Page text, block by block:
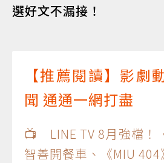
選好文不漏接！
【推薦閱讀】影劇
聞 通通一網打盡
📺 LINE TV 8月強檔！
智善開餐車、《MIU